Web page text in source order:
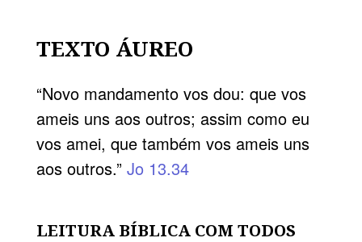
TEXTO ÁUREO
“Novo mandamento vos dou: que vos
ameis uns aos outros; assim como eu
vos amei, que também vos ameis uns
aos outros.” Jo 13.34
LEITURA BÍBLICA COM TODOS